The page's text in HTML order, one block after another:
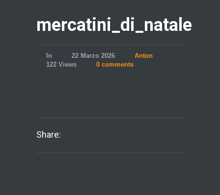
mercatini_di_natale
In 22 Marzo 2026
Anton
122 Views
0 comments
Share: